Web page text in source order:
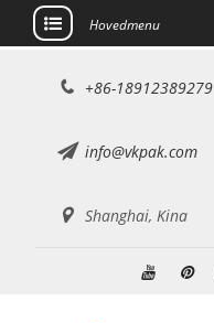
Hovedmenu
+86-18912389279
info@vkpak.com
Shanghai, Kina